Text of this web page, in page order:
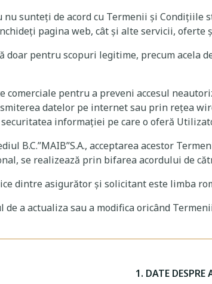
nu sunteți de acord cu Termenii și
pagina web, cât și alte servicii,
doar pentru scopuri legitime, precum acela
comerciale pentru a preveni accesul
datelor pe internet sau prin rețea
securitatea informației pe care o oferă
B.C.”MAIB”S.A., acceptarea acestor
se realizează prin bifarea acordului de
dintre asigurător și solicitant este limba
de a actualiza sau a modifica oricând
1. DATE DESPRE